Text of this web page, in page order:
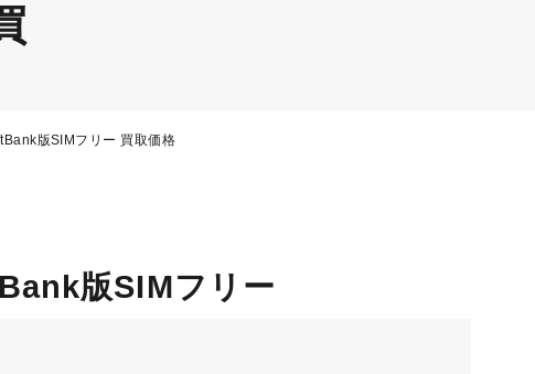
版SIMフリー 買取価格
版SIMフリー